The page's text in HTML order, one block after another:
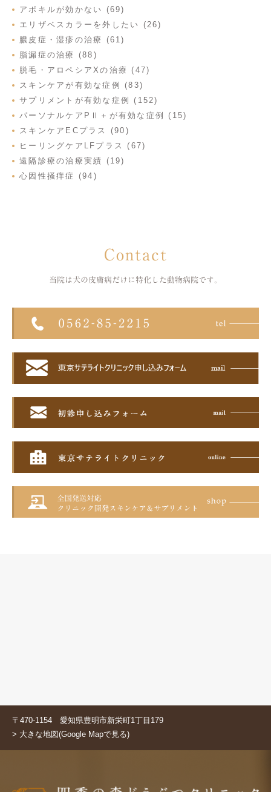
アポキルが効かない (69)
エリザベスカラーを外したい (26)
膿皮症・湿疹の治療 (61)
脂漏症の治療 (88)
脱毛・アロペシアXの治療 (47)
スキンケアが有効な症例 (83)
サプリメントが有効な症例 (152)
パーソナルケアPⅡ＋が有効な症例 (15)
スキンケアECプラス (90)
ヒーリングケアLFプラス (67)
遠隔診療の治療実績 (19)
心因性掻痒症 (94)
Contact
当院は犬の皮膚病だけに特化した 動物病院です。
〒470-1154 愛知県豊明市新栄町1丁目179
> 大きな地図(Google Mapで見る)